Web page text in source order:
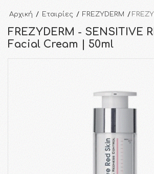
Αρχική / Εταιρίες / FREZYDERM /
FREZYDERM - SENSITIVE
Facial Cream | 50ml